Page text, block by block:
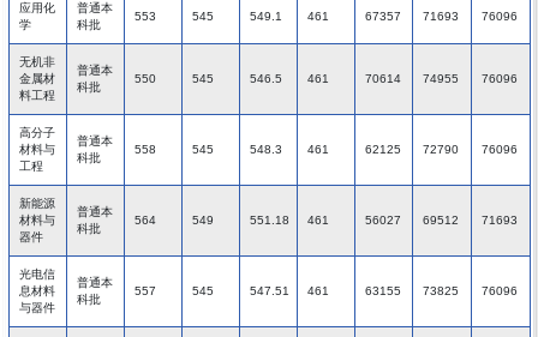
应用化
学
普通本
科批
553 545 549.1 461 67357 71693 76096
无机非
金属材
料工程
普通本
科批
550 545 546.5 461 70614 74955 76096
高分子
材料与
工程
普通本
科批
558 545 548.3 461 62125 72790 76096
新能源
材料与
器件
普通本
科批
564 549 551.18 461 56027 69512 71693
光电信
息材料
与器件
普通本
科批
557 545 547.51 461 63155 73825 76096